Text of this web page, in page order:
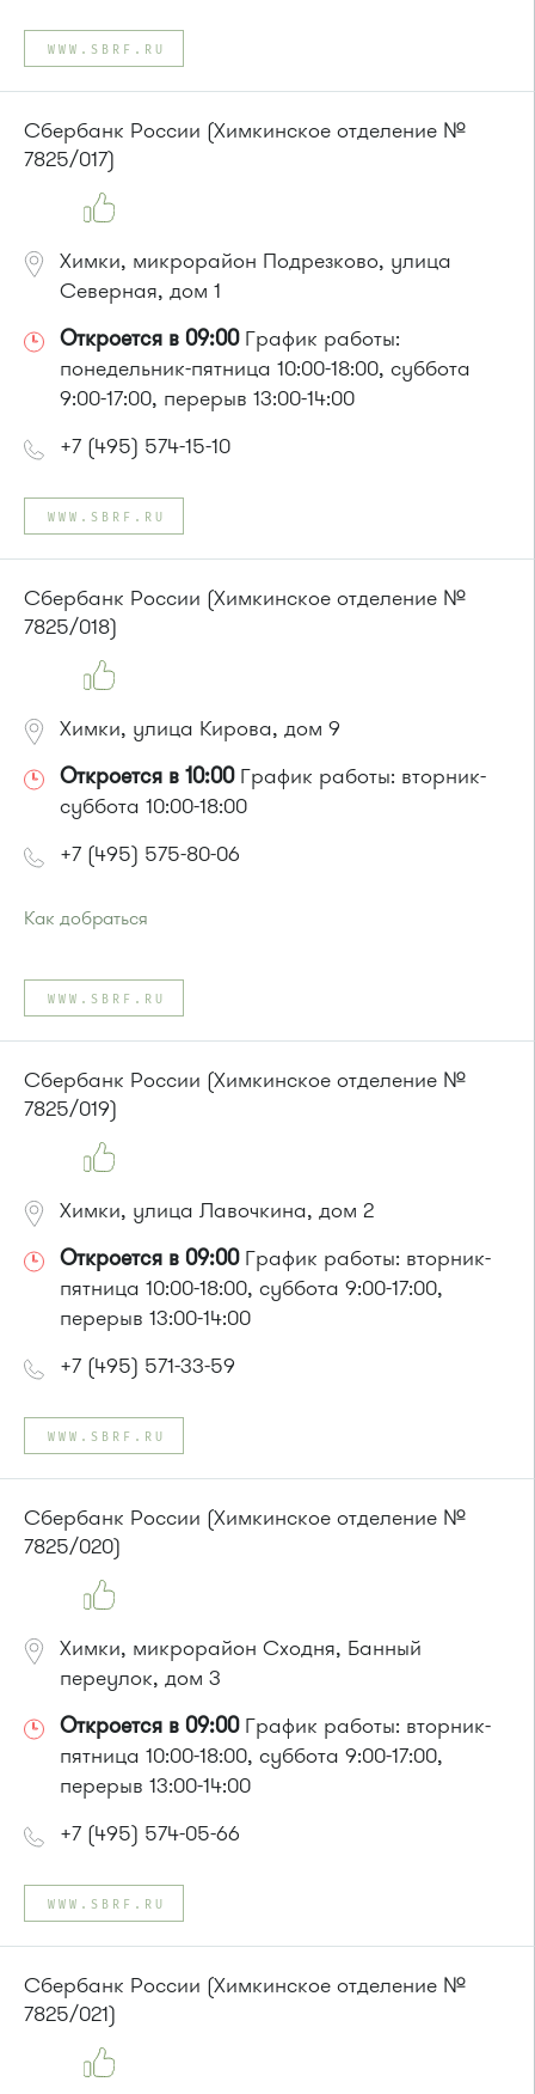
WWW.SBRF.RU
Сбербанк России (Химкинское отделение №
7825/017)
Химки, микрорайон Подрезково, улица
Северная, дом 1
Откроется в 09:00График работы:
понедельник-пятница 10:00-18:00, суббота
9:00-17:00, перерыв 13:00-14:00
+7 (495) 574-15-10
WWW.SBRF.RU
Сбербанк России (Химкинское отделение №
7825/018)
Химки, улица Кирова, дом 9
Откроется в 10:00График работы: вторник-
суббота 10:00-18:00
+7 (495) 575-80-06
Как добраться
Автобусы № 5, 27, 32, 342, 343, 350, 370, 400, 440, 443,
482, 817, 851, 905.
Маршрутка № 431м, 476м
WWW.SBRF.RU
Сбербанк России (Химкинское отделение №
7825/019)
Химки, улица Лавочкина, дом 2
Откроется в 09:00График работы: вторник-
пятница 10:00-18:00, суббота 9:00-17:00,
перерыв 13:00-14:00
+7 (495) 571-33-59
WWW.SBRF.RU
Сбербанк России (Химкинское отделение №
7825/020)
Химки, микрорайон Сходня, Банный
переулок, дом 3
Откроется в 09:00График работы: вторник-
пятница 10:00-18:00, суббота 9:00-17:00,
перерыв 13:00-14:00
+7 (495) 574-05-66
WWW.SBRF.RU
Сбербанк России (Химкинское отделение №
7825/021)